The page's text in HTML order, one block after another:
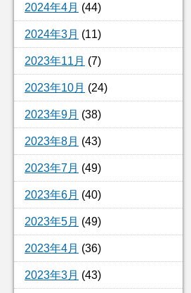
2024年4月 (44)
2024年3月 (11)
2023年11月 (7)
2023年10月 (24)
2023年9月 (38)
2023年8月 (43)
2023年7月 (49)
2023年6月 (40)
2023年5月 (49)
2023年4月 (36)
2023年3月 (43)